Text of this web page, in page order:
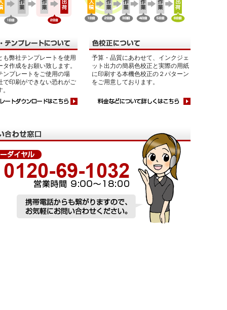
も弊社テンプレートを使用
タ作成をお願い致します。
ンプレートをご使用の場
で印刷ができない恐れがご
予算・品質にあわせて、インクジェ
ット出力の簡易色校正と実際の用紙
に印刷する本機色校正の２パターン
をご用意しております。